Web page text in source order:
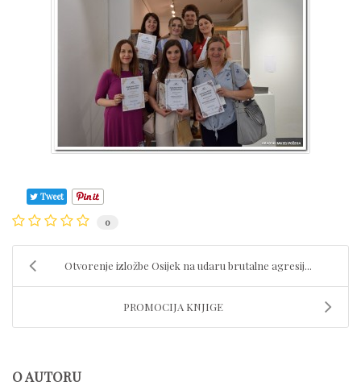
Tweet
0
Otvorenje izložbe Osijek na udaru brutalne agresij...
PROMOCIJA KNJIGE
O AUTORU